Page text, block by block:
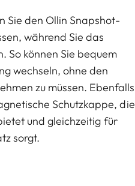
Sie den Ollin Snapshot-
während Sie das
So können Sie bequem
wechseln, ohne den
zu müssen. Ebenfalls
Schutzkappe, die
und gleichzeitig für
sorgt.